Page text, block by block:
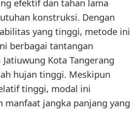
efektif dan tahan lama
konstruksi. Dengan
yang tinggi, metode ini
berbagai tantangan
Kota Tangerang
hujan tinggi. Meskipun
tinggi, modal ini
manfaat jangka panjang yang